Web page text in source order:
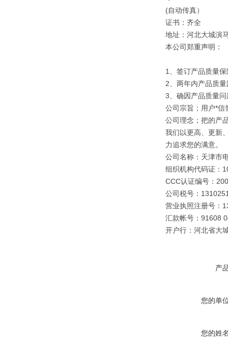
(自动传真）
证书：齐全
地址：河北大城演
本公司郑重声明：
1、签订产品质量
2、两年内产品质
3、确因产品质量
公司宗旨；用户*信
公司理念；把的产
我们以更高、更新
力追求您的满意。
公司名称：天津市
组织机构代码证：
CCC认证编号：
公司税号：
营业执照注册号：
汇款帐号：91608
开户行：河北省大
产
您的单
您的姓